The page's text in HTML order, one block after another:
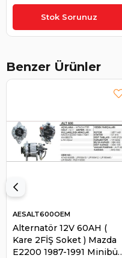
Stok Sorunuz
₺6.398,46
Benzer Ürünler
Alternatör 12V 60AH (
Kare 2FİŞ Soket ) Mazda
E2200 1987-1991 Minibüs
AESALT600OEM